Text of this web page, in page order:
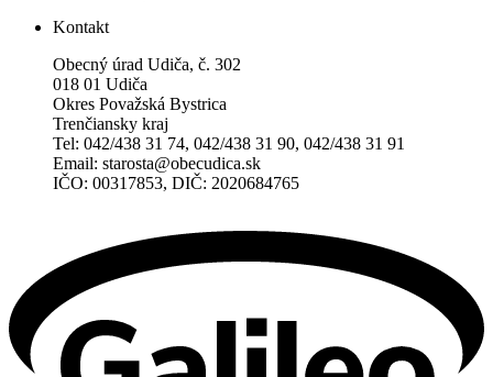
Kontakt
Obecný úrad Udiča, č. 302
018 01 Udiča
Okres Považská Bystrica
Trenčiansky kraj
Tel: 042/438 31 74, 042/438 31 90, 042/438 31 91
Email: starosta@obecudica.sk
IČO: 00317853, DIČ: 2020684765